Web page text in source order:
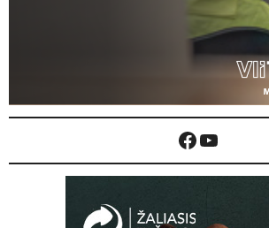
Facebook
YouTube